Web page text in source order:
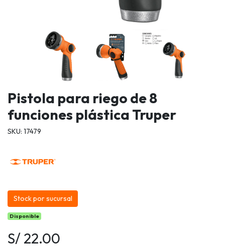
Pistola para riego de 8
funciones plástica Truper
SKU: 17479
Stock por sucursal
Disponible
S/ 22.00